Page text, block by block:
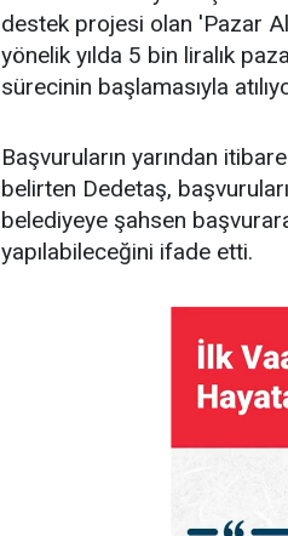
destek projesi olan 'Pazar
yönelik yılda 5 bin liralık
sürecinin başlamasıyla
Başvuruların yarından
belirten Dedetaş,
belediyeye şahsen
yapılabileceğini ifade etti.